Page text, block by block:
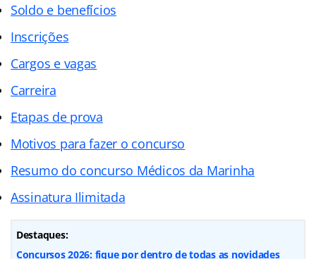
Soldo e benefícios
Inscrições
Cargos e vagas
Carreira
Etapas de prova
Motivos para fazer o concurso
Resumo do concurso Médicos da Marinha
Assinatura Ilimitada
Destaques:
Concursos 2026: fique por dentro de todas as novidades